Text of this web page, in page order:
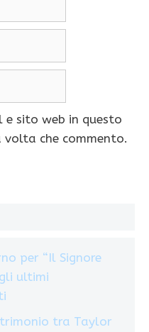
e sito web in questo
volta che commento.
per “Il Signore
ultimi
tra Taylor